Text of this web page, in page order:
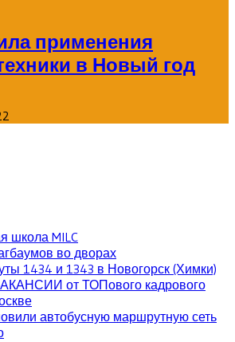
применения
в Новый год
школа MILC
во дворах
1434 и 1343 в Новогорск (Химки)
от ТОПового кадрового
автобусную маршрутную сеть